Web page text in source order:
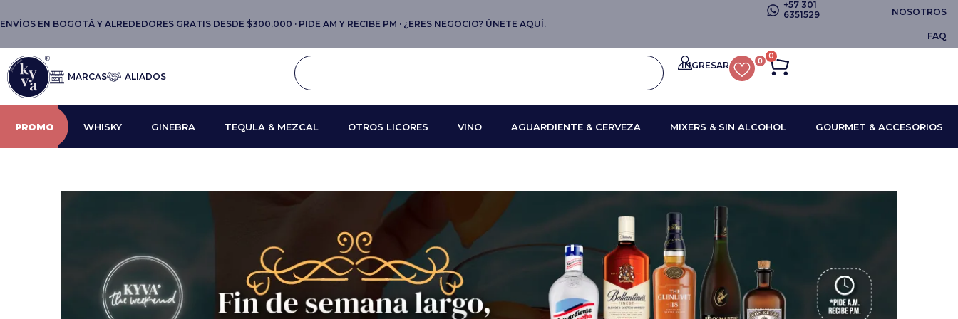
ENVÍOS EN BOGOTÁ Y ALREDEDORES GRATIS DESDE $300.000 · PIDE AM Y RECIBE PM · ¿ERES NEGOCIO? ÚNETE AQUÍ.
+57 301
6351529
NOSOTROS
FAQ
MARCAS ALIADOS
INGRESAR 0 0
PROMO WHISKY GINEBRA TEQULA & MEZCAL OTROS LICORES VINO AGUARDIENTE & CERVEZA MIXERS & SIN ALCOHOL GOURMET & ACCESORIOS